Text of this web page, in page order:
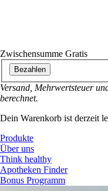
Zwischensumme Gratis
Bezahlen
Versand, Mehrwertsteuer
berechnet.
Dein Warenkorb ist derzeit
Produkte
Über uns
Think healthy
Apotheken Finder
Bonus Programm